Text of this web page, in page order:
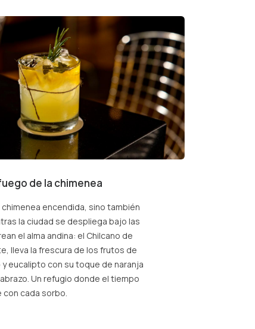
de la chimenea
encendida, sino también
la ciudad se despliega bajo las
el alma andina: el Chilcano de
lleva la frescura de los frutos de
eucalipto con su toque de naranja
Un refugio donde el tiempo
con cada sorbo.